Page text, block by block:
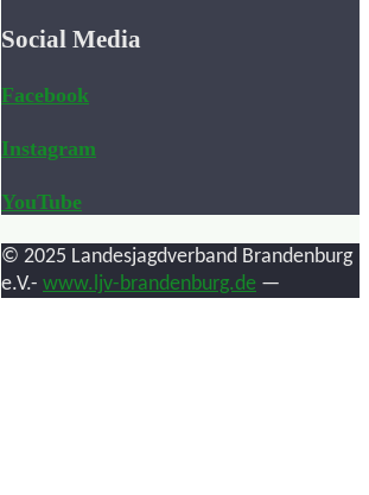
Social Media
Facebook
Instagram
YouTube
© 2025 Landesjagdverband Brandenburg
e.V.- www.ljv-brandenburg.de —